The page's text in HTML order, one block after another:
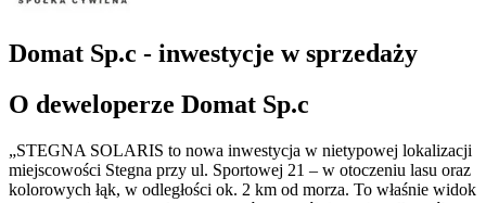
Domat Sp.c - inwestycje w sprzedaży
O deweloperze Domat Sp.c
„STEGNA SOLARIS to nowa inwestycja w nietypowej lokalizacji
miejscowości Stegna przy ul. Sportowej 21 – w otoczeniu lasu oraz
kolorowych łąk, w odległości ok. 2 km od morza. To właśnie widok